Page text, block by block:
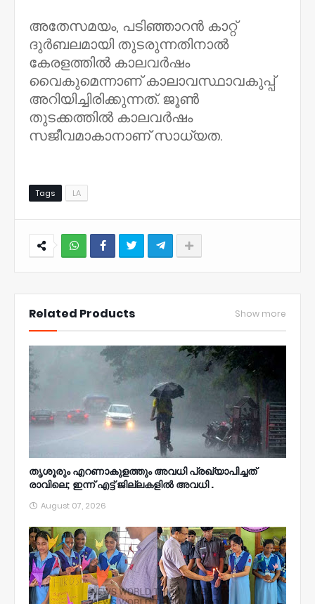
അതേസമയം, പടിഞ്ഞാറന്‍ കാറ്റ്
ദുര്‍ബലമായി തുടരുന്നതിനാല്‍
കേരളത്തില്‍ കാലവര്‍ഷം
വൈകുമെന്നാണ് കാലാവസ്ഥാവകുപ്പ്
അറിയിച്ചിരിക്കുന്നത്. ജൂണ്‍
തുടക്കത്തില്‍ കാലവര്‍ഷം
സജീവമാകാനാണ് സാധ്യത.
Tags LA
Related Products Show more
തൃശൂരും എറണാകുളത്തും അവധി പ്രഖ്യാപിച്ചത്
രാവിലെ; ഇന്ന് എട്ട് ജില്ലകളിൽ അവധി .
August 07, 2026